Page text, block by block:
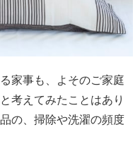
家事も、よそのご家庭
考えてみたことはあり
の、掃除や洗濯の頻度